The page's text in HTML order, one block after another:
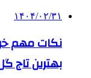
۱۴۰۴/۰۲/۳۱
نکات مهم
بهترین تاج